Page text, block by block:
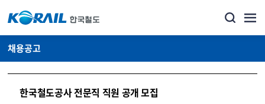
채용공고
한국철도공사 전문직 직원 공개 모집